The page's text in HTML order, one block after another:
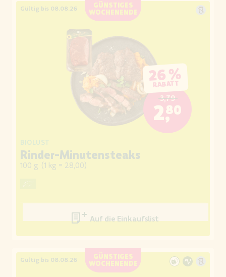
GÜNSTIGES
WOCHENENDE
Gültig bis 08.08.26
26 %
RABATT
3,79
2,80
BIOLUST
Rinder-Minutensteaks
100 g (1 kg = 28,00)
Auf die Einkaufsliste
GÜNSTIGES
WOCHENENDE
Gültig bis 08.08.26